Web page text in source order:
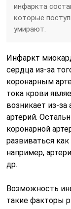
инфаркта
которые
умирают.
Инфаркт
сердца из-за
коронарным
тока крови
возникает из-за
артерий.
коронарной
развиваться
например,
др.
Возможность
такие факторы